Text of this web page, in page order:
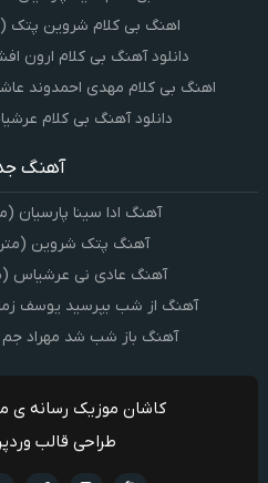
اهنگ بی کلام شروین پتک
دانلود آهنگ بی کلام ارون
اهنگ بی کلام مهدی احمدوند
دانلود آهنگ بی کلام
آهنگ
آهنگ ادا سینا پارسیان
آهنگ پتک شروین
آهنگ عادی نی عرشیاس
آهنگ از شب بپرسید یوسف
آهنگ باز شب شد مهراد
کاشان موزیک رسانه ی
طراحی قالب